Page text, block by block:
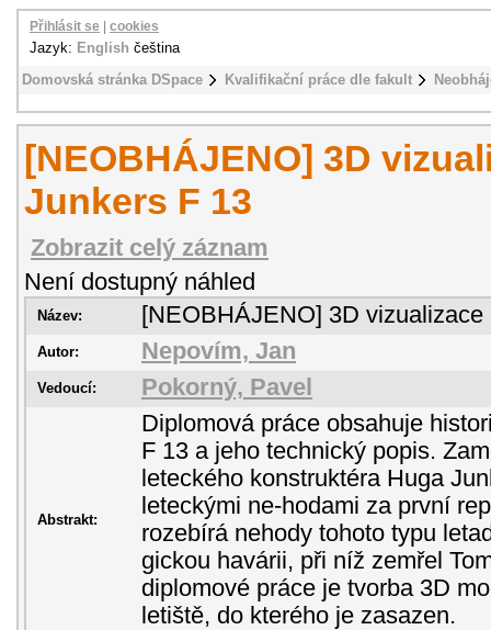
Domovská stránka DSpace Kvalifikační práce dle fakult
Přihlásit se cookies
Jazyk: English čeština
[NEOBHÁJENO] 3D
Junkers F 13
Zobrazit celý záznam
Není dostupný náhled
Název: [NEOBHÁJENO] 3D
Autor: Nepovím, Jan
Vedoucí: Pokorný, Pavel
Abstrakt:
Diplomová práce obsahuje
F 13 a jeho technický popis.
leteckého konstruktéra Huga
leteckými ne-hodami za první
rozebírá nehody tohoto typu
gickou havárii, při níž zemřel
diplomové práce je tvorba 3D
letiště, do kterého je zasazen.